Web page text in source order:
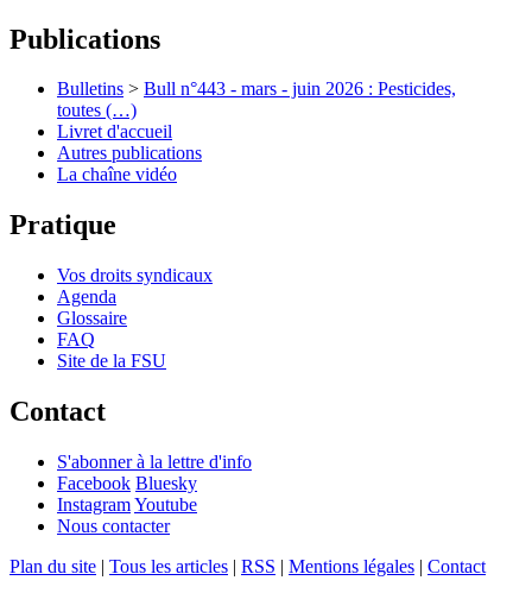
Publications
Bulletins > Bull n°443 - mars - juin 2026 : Pesticides,
toutes (…)
Livret d'accueil
Autres publications
La chaîne vidéo
Pratique
Vos droits syndicaux
Agenda
Glossaire
FAQ
Site de la FSU
Contact
S'abonner à la lettre d'info
Facebook Bluesky
InstagramYoutube
Nous contacter
Plan du site | Tous les articles | RSS | Mentions légales | Contact